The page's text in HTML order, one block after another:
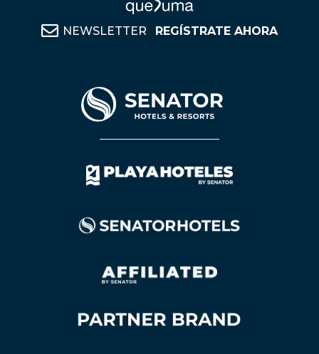
NEWSLETTER REGÍSTRATE AHORA